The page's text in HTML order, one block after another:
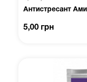
Антистресант
5,00 грн